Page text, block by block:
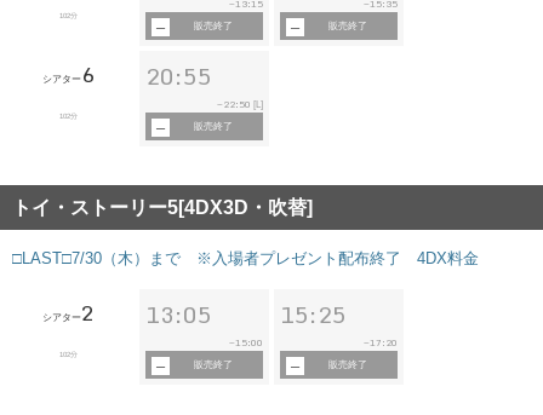
102分
~13:15
販売終了
~15:35
販売終了
シアター 6
102分
20:55
~ 22:50 [L]
販売終了
トイ・ストーリー5[4DX3D・吹替]
□LAST□7/30（木）まで ※入場者プレゼント配布終了 4DX料金
シアター2
102分
13:05
~15:00
販売終了
15:25
~17:20
販売終了